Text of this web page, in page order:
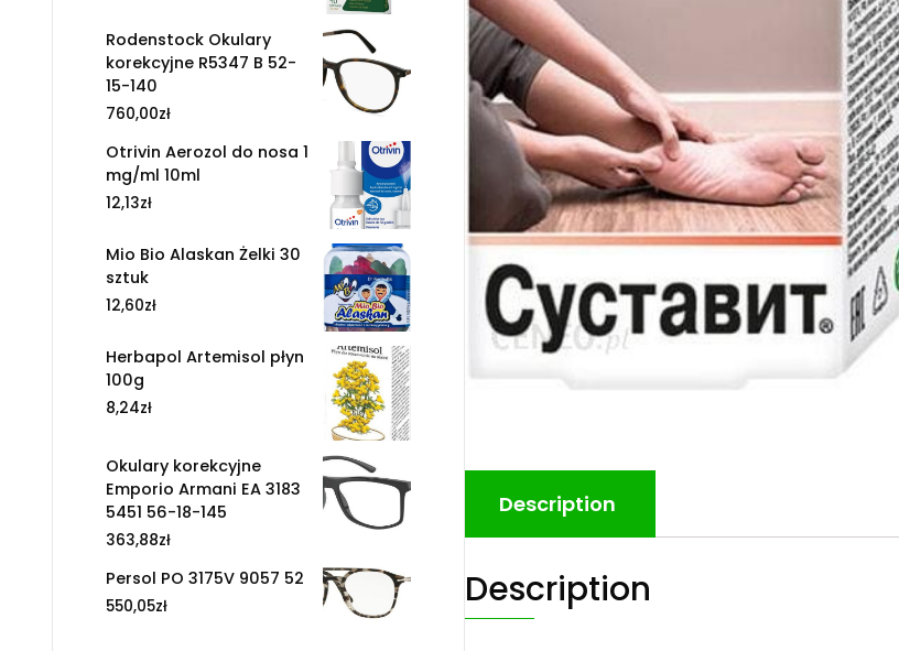
Description
Description
Rodenstock Okulary
korekcyjne R5347 B 52-
15-140
760,00zł
Otrivin Aerozol do nosa 1
mg/ml 10ml
12,13zł
Mio Bio Alaskan Żelki 30
sztuk
12,60zł
Herbapol Artemisol płyn
100g
8,24zł
Okulary korekcyjne
Emporio Armani EA 3183
5451 56-18-145
363,88zł
Persol PO 3175V 9057 52
550,05zł